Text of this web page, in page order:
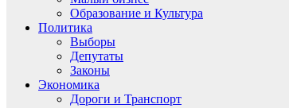
Образование и Культура
Политика
Выборы
Депутаты
Законы
Экономика
Дороги и Транспорт